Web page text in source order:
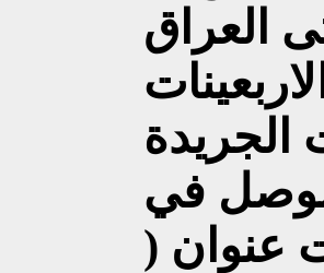
العراق
في
عنوان (